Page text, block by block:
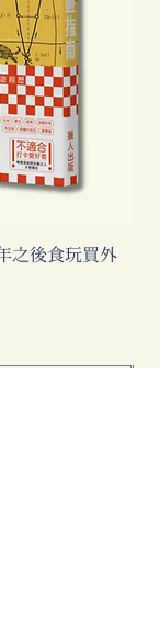
之後食玩買外